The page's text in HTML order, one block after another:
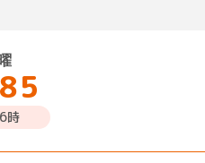
時